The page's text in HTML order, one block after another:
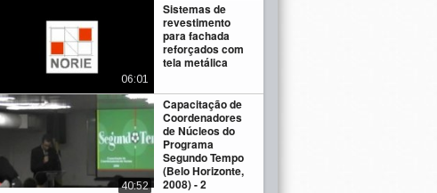
Sistemas de
revestimento
para fachada
reforçados com
tela metálica
06:01
Capacitação de
Coordenadores
de Núcleos do
Programa
Segundo Tempo
(Belo Horizonte,
2008) - 2
40:52